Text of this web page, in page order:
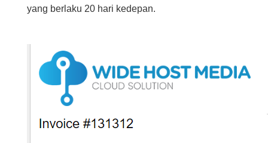
yang berlaku 20 hari kedepan.